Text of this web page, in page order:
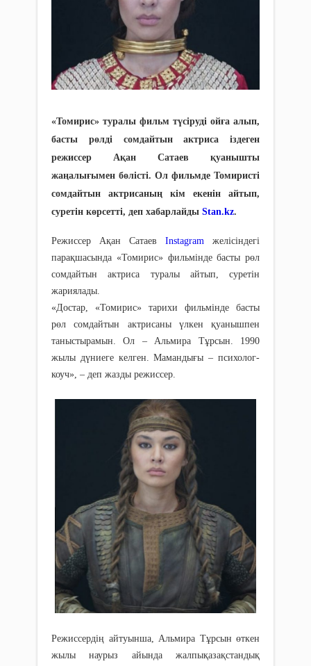
«Томирис» туралы фильм түсіруді ойға алып,
басты рөлді сомдайтын актриса іздеген
режиссер Ақан Сатаев қуанышты
жаңалығымен бөлісті. Ол фильмде Томиристі
сомдайтын актрисаның кім екенін айтып,
суретін көрсетті, деп хабарлайды Stan.kz.
Режиссер Ақан Сатаев Instagram желісіндегі
парақшасында «Томирис» фильмінде басты рөл
сомдайтын актриса туралы айтып, суретін
жариялады.
«Достар, «Томирис» тарихи фильмінде басты
рөл сомдайтын актрисаны үлкен қуанышпен
таныстырамын. Ол – Альмира Тұрсын. 1990
жылы дүниеге келген. Мамандығы – психолог-
коуч», – деп жазды режиссер.
Режиссердің айтуынша, Альмира Тұрсын өткен
жылы наурыз айында жалпықазақстандық